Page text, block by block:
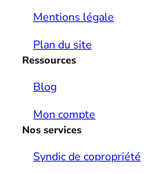
Mentions légale
Plan du site
Ressources
Blog
Mon compte
Nos services
Syndic de copropriété